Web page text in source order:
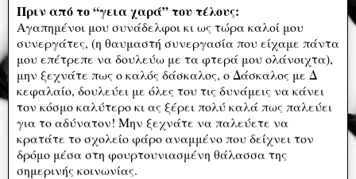
Πριν από το “γεια χαρά” του τέλους:
Αγαπημένοι μου συνάδελφοι κι ως τώρα καλοί μου
συνεργάτες, (η θαυμαστή συνεργασία που είχαμε πάντα
μου επέτρεπε να δουλεύω με τα φτερά μου ολάνοιχτα),
μην ξεχνάτε πως ο καλός δάσκαλος, ο Δάσκαλος με Δ
κεφαλαίο, δουλεύει με όλες του τις δυνάμεις να κάνει
τον κόσμο καλύτερο κι ας ξέρει πολύ καλά πως παλεύει
για το αδύνατον! Μην ξεχνάτε να παλεύετε να
κρατάτε το σχολείο φάρο αναμμένο που δείχνει τον
δρόμο μέσα στη φουρτουνιασμένη θάλασσα της
σημερινής κοινωνίας.